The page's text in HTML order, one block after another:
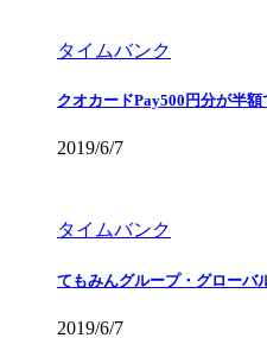
タイムバンク
クオカードPay500円分が半
2019/6/7
タイムバンク
てもみんグループ・グローバ
2019/6/7